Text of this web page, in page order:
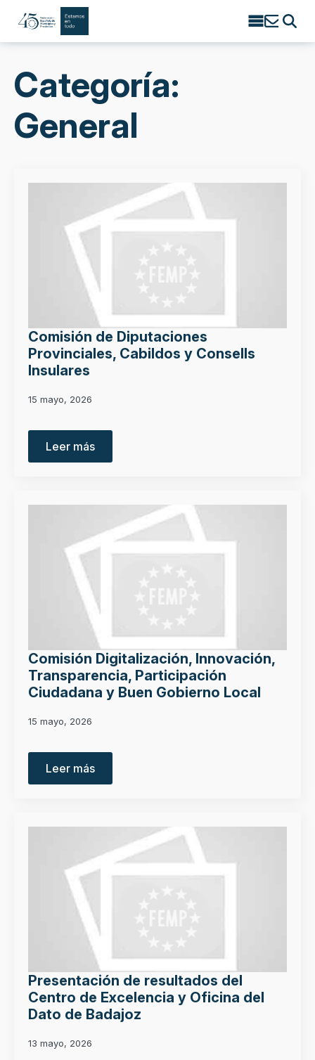
Search
Categoría:
General
Comisión de Diputaciones
Provinciales, Cabildos y Consells
Insulares
15 mayo, 2026
Leer más
Comisión Digitalización, Innovación,
Transparencia, Participación
Ciudadana y Buen Gobierno Local
15 mayo, 2026
Leer más
Presentación de resultados del
Centro de Excelencia y Oficina del
Dato de Badajoz
13 mayo, 2026